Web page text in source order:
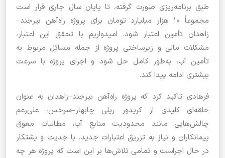
طبق برنامه‌ریزی صورت گرفته، تا پایان سال جاری قرار است
مجموعاً ۱۰ هزار میلیارد تومان برای پروژه راه‌آهن بیرجند–
زاهدان تأمین اعتبار شود. امیدواریم با تحقق این اعتبار،
مشکلات مالی و زیرساختی پروژه از جمله مسائل مربوط به
تأمین آب، به‌طور کامل حل شود و اجرای پروژه با سرعت
بیشتری ادامه پیدا کند.
فرهادی تاکید کرد که پروژه راه‌آهن بیرجند–زاهدان به عنوان
حلقه‌ای کلیدی از کریدور ریلی چابهار–سرخس، علی‌رغم
چالش‌هایی مانند محدودیت منابع آب، مطالبات معوق
پیمانکاران و نیاز به تزریق اعتبارات جدید، با جدیت و پشتکار
در حال اجراست و تمامی تلاش‌ها بر این است که پروژه هر چه